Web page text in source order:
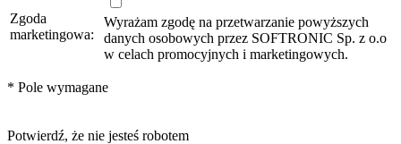
Zgoda
marketingowa:
Wyrażam zgodę na przetwarzanie powyższych
danych osobowych przez SOFTRONIC Sp. z o.o
w celach promocyjnych i marketingowych.
* Pole wymagane
Potwierdź, że nie jesteś robotem